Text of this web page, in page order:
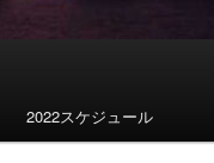
2022スケジュール